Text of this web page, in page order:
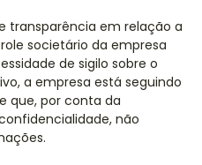
transparência em relação a
societário da empresa
de sigilo sobre o
a empresa está seguindo
que, por conta da
não